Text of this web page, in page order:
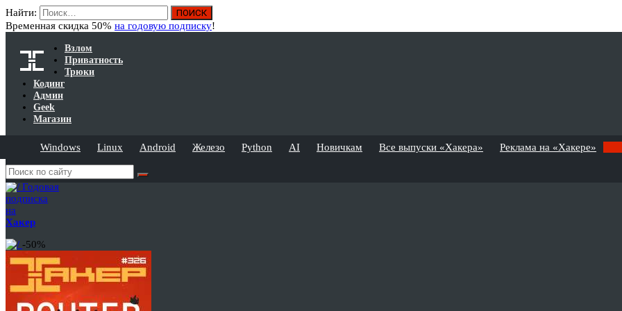
Найти:
Временная скидка 50% на годовую подписку!
Взлом
Приватность
Трюки
Кодинг
Админ
Geek
Магазин
Windows Linux Android Железо Python AI Новичкам Все выпуски «Хакера» Реклама на «Хакере»
Годовая
подписка
на
Хакер
-50%